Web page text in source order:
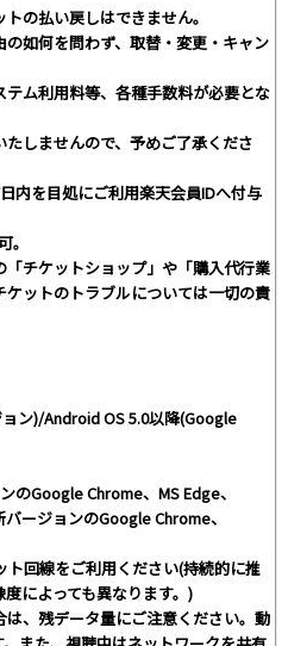
の払い戻しはできません。
如何を問わず、取替・変更・キャン
ム利用料等、各種手数料が必要とな
しませんので、予めご了承くださ
内を目処にご利用楽天会員IDへ付与
チケットショップ」や「購入代行業
ットのトラブルについては一切の責
ン)/Android OS 5.0以降(Google
のGoogle Chrome、MS Edge、
ージョンのGoogle Chrome、
回線をご利用ください(持続的に推
によっても異なります。)
、残データ量にご注意ください。動